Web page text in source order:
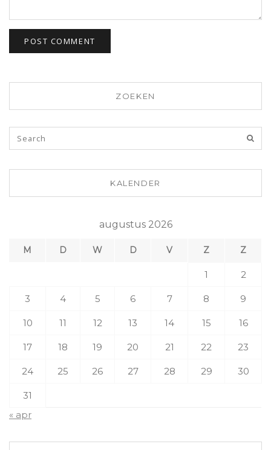
ZOEKEN
KALENDER
augustus 2026
M D W D V Z Z
1 2
3 4 5 6 7 8 9
10 11 12 13 14 15 16
17 18 19 20 21 22 23
24 25 26 27 28 29 30
31
« apr